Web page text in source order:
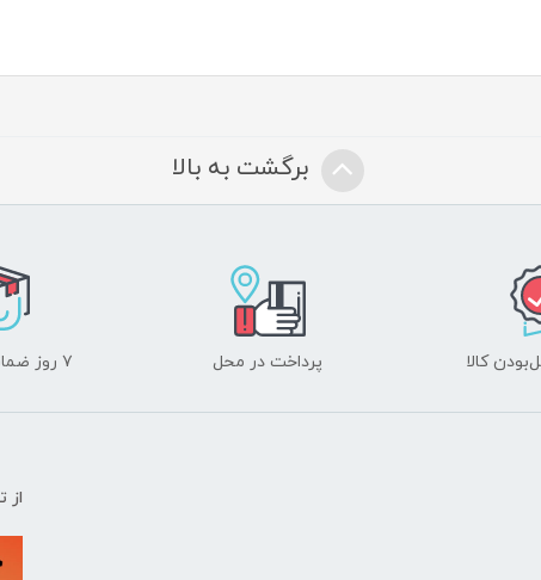
برگشت به بالا
کالا پرداخت در محل ۷ روز ضمانت بازگشت
از